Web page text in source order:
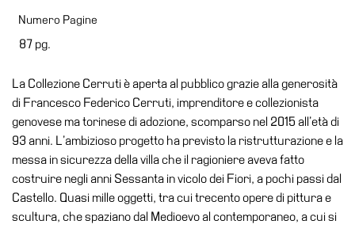
Shop
siamo
Area
Media
Organizza
tuo
evento
Numero Pagine
87 pg.
La Collezione Cerruti è aperta al pubblico grazie alla generosità
di Francesco Federico Cerruti, imprenditore e collezionista
genovese ma torinese di adozione, scomparso nel 2015 all’età di
93 anni. L’ambizioso progetto ha previsto la ristrutturazione e la
messa in sicurezza della villa che il ragioniere aveva fatto
costruire negli anni Sessanta in vicolo dei Fiori, a pochi passi dal
Castello. Quasi mille oggetti, tra cui trecento opere di pittura e
scultura, che spaziano dal Medioevo al contemporaneo, a cui si